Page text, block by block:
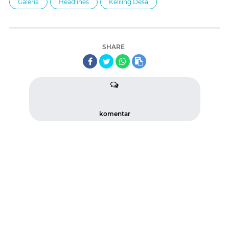
Galeria Headlines Keliling Desa
SHARE
komentar